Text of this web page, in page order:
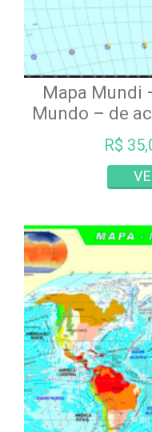
Mapa Mundi
Mundo – de
R$